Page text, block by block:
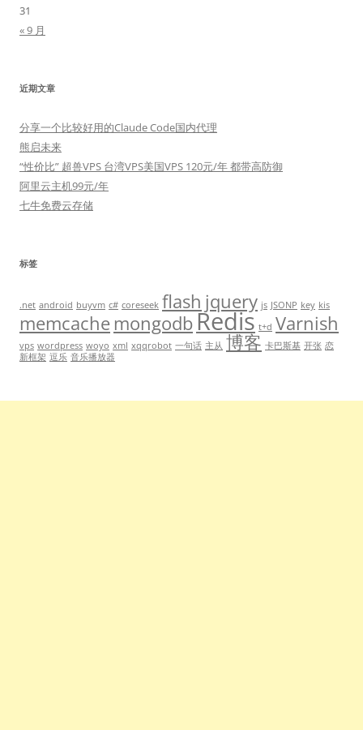
31
« 9 月
近期文章
分享一个比较好用的Claude Code国内代理
熊启未来
“性价比” 超兽VPS 台湾VPS美国VPS 120元/年 都带高防御
阿里云主机99元/年
七牛免费云存储
标签
.net android buyvm c# coreseek flash jquery js JSONP key kis
memcache mongodbRedis t+d Varnish
vps wordpress woyo xml xqqrobot 一句话 主从 博客 卡巴斯基 开张 恋
新框架 逗乐 音乐播放器